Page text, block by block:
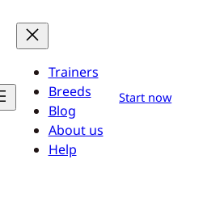
Trainers
Breeds
Blog
About us
Help
Start now